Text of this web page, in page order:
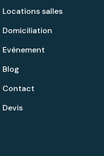
Locations salles
Domiciliation
Evénement
Blog
Contact
Devis